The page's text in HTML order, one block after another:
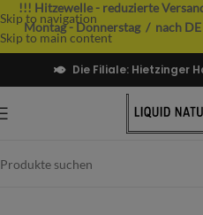
Skip to navigation
Skip to main content
!!! Hitzewelle - reduzierte
Montag - Donnerstag / nach
Die Filiale: Hietzinger